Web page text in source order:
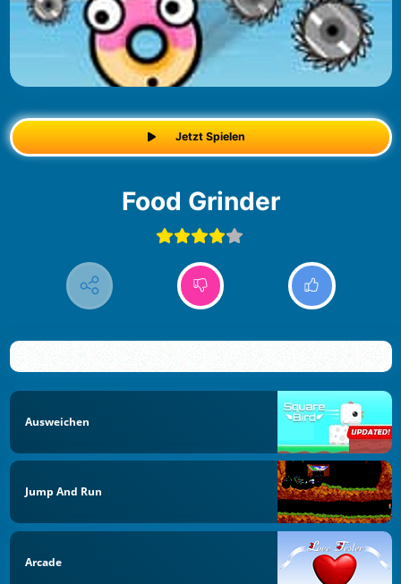
Jetzt Spielen
Food Grinder
Ausweichen
Jump And Run
Arcade